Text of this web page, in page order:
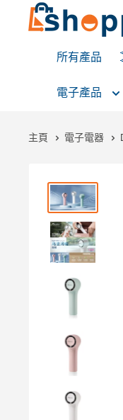
所有產品
電子產品
主頁 電子電器